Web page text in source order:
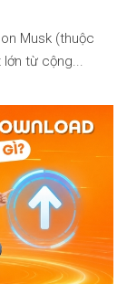
Musk (thuộc
từ cộng...